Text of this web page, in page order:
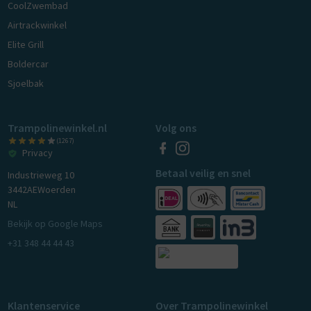
CoolZwembad
Airtrackwinkel
Elite Grill
Boldercar
Sjoelbak
Trampolinewinkel.nl
(1267)
Privacy
Industrieweg 10
3442AEWoerden
NL
Bekijk op Google Maps
+31 348 44 44 43
Volg ons
Betaal veilig en snel
Klantenservice Over Trampolinewinkel